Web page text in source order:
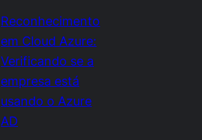
Reconhecimento
em Cloud Azure:
Verificando se a
empresa está
usando o Azure
AD